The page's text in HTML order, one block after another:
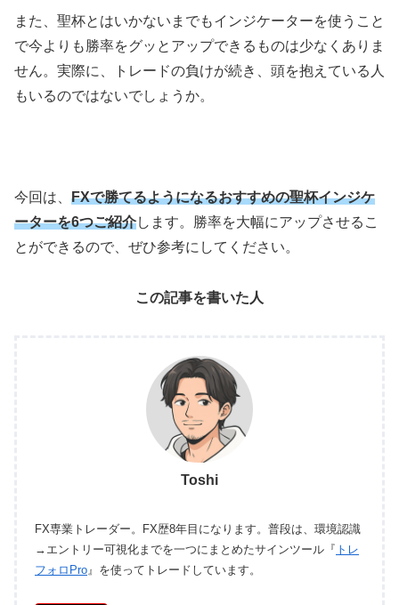
また、聖杯とはいかないまでもインジケーターを使うこと
で今よりも勝率をグッとアップできるものは少なくありま
せん。実際に、トレードの負けが続き、頭を抱えている人
もいるのではないでしょうか。
今回は、 FXで勝てるようになるおすすめの聖杯インジケ
ーターを6つご紹介します。勝率を大幅にアップさせるこ
とができるので、ぜひ参考にしてください。
この記事を書いた人
Toshi
FX専業トレーダー。FX歴8年目になります。普段は、環境認識
→エントリー可視化までを一つにまとめたサインツール『 トレ
フォロPro』を使ってトレードしています。